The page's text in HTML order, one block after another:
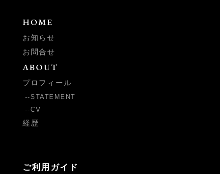
HOME
お知らせ
お問合せ
ABOUT
プロフィール
STATEMENT
CV
経歴
ご利用ガイド